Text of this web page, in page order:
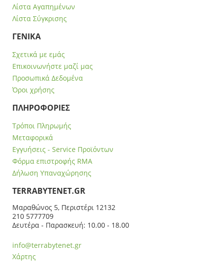
Λίστα Αγαπημένων
Λίστα Σύγκρισης
ΓΕΝΙΚΑ
Σχετικά με εμάς
Επικοινωνήστε μαζί μας
Προσωπικά Δεδομένα
Όροι χρήσης
ΠΛΗΡΟΦΟΡΙΕΣ
Τρόποι Πληρωμής
Μεταφορικά
Εγγυήσεις - Service Προϊόντων
Φόρμα επιστροφής RMA
Δήλωση Υπαναχώρησης
ΤERRABYTENET.GR
Μαραθώνος 5, Περιστέρι 12132
210 5777709
Δευτέρα - Παρασκευή: 10.00 - 18.00
info@terrabytenet.gr
Χάρτης